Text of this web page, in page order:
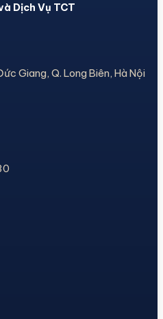
Dịch Vụ TCT
Giang, Q. Long Biên, Hà Nội